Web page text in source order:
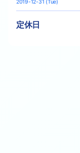
2019-12-31 (Tue)
定休日